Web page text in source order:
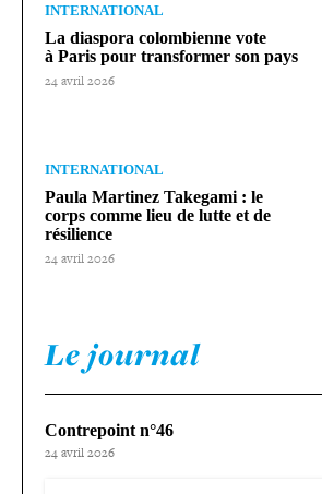
INTERNATIONAL
La diaspora colom­bienne vote
à Paris pour trans­for­mer son pays
24 avril 2026
INTERNATIONAL
Paula Martinez Takegami : le
corps comme lieu de lutte et de
résilience
24 avril 2026
Le journal
Contrepoint n°46
24 avril 2026